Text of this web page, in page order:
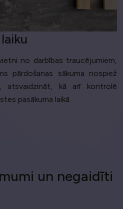
no darbības traucējumiem,
pārdošanas sākuma nospiež
atsvaidzināt, kā arī kontrolē
pasākuma laikā.
un negaidīti